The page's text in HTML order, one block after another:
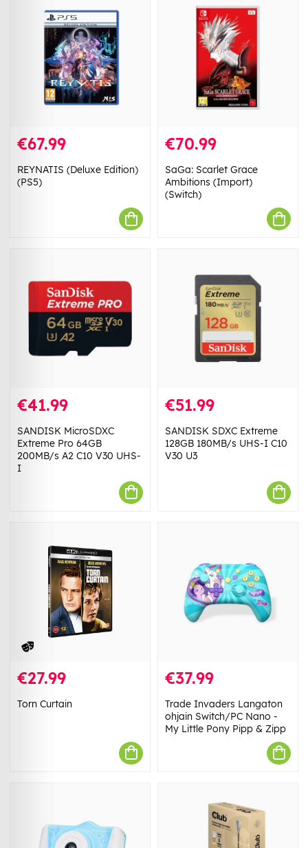
€67.99
REYNATIS (Deluxe Edition)
(PS5)
€70.99
SaGa: Scarlet Grace
Ambitions (Import)
(Switch)
€41.99
SANDISK MicroSDXC
Extreme Pro 64GB
200MB/s A2 C10 V30 UHS-
I
€51.99
SANDISK SDXC Extreme
128GB 180MB/s UHS-I C10
V30 U3
€27.99
Torn Curtain
€37.99
Trade Invaders Langaton
ohjain Switch/PC Nano -
My Little Pony Pipp & Zipp